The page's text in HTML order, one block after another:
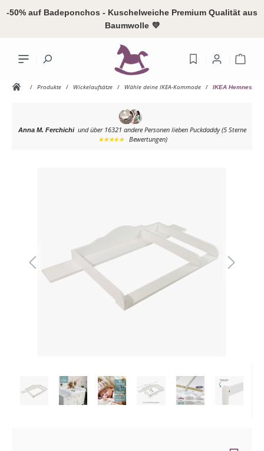
springen
-50% auf Badeponchos - Kuschelweiche Premium Qualität aus
Baumwolle 💜
Ihr Konto
Adressen
/ Produkte / Wickelaufsätze / Wähle deine IKEA-Kommode / IKEA Hemnes
Anna M. Ferchichi und über 16321 andere Personen lieben Puckdaddy (5 Sterne
★★★★★ Bewertungen)